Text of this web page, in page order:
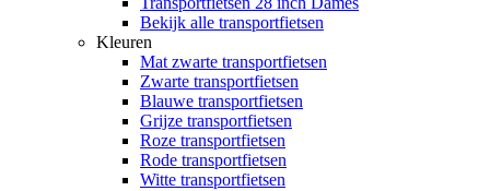
Bekijk alle transportfietsen
Kleuren
Mat zwarte transportfietsen
Zwarte transportfietsen
Blauwe transportfietsen
Grijze transportfietsen
Roze transportfietsen
Rode transportfietsen
Witte transportfietsen